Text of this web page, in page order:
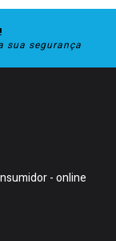
sua segurança
- online